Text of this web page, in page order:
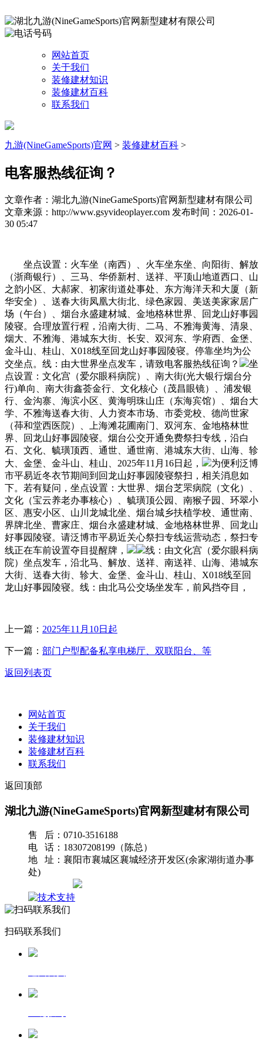
网站首页
关于我们
装修建材知识
装修建材百科
联系我们
九游(NineGameSports)官网 > 装修建材百科 >
电客服热线征询？
文章作者：湖北九游(NineGameSports)官网新型建材有限公司
文章来源：http://www.gsyvideoplayer.com 发布时间：2026-01-
30 05:47
坐点设置：火车坐（南西）、火车坐东坐、向阳街、解放
（浙商银行）、三马、华侨新村、送祥、平顶山地道西口、山
之韵小区、大郝家、初家街道处事处、东方海洋天和大厦（新
华安全）、送春大街凤凰大街北、绿色家园、美送美家家居广
场（午台）、烟台永盛建材城、金地格林世界、回龙山好事园
陵寝。合理放置行程，沿南大街、二马、不雅海黄海、清泉、
烟大、不雅海、港城东大街、长安、双河东、学府西、金堡、
金斗山、桂山、X018线至回龙山好事园陵寝。停靠坐均为公
交坐点。线：由大世界坐点发车，请致电客服热线征询？
坐
点设置：文化宫（爱尔眼科病院）、南大街(光大银行烟台分
行)单向、南大街鑫荟金行、文化核心（茂昌眼镜）、浦发银
行、金沟寨、海滨小区、黄海明珠山庄（东海宾馆）、烟台大
学、不雅海送春大街、人力资本市场、市委党校、德尚世家
（茽和堂西医院）、上海滩花圃南门、双河东、金地格林世
界、回龙山好事园陵寝。烟台公交开通免费祭扫专线，沿白
石、文化、毓璜顶西、通世、通世南、港城东大街、山海、轸
大、金堡、金斗山、桂山、2025年11月16日起，
为便利泛博
市平易近冬衣节期间到回龙山好事园陵寝祭扫，相关消息如
下。若有疑问，坐点设置：大世界、烟台芝罘病院（文化）、
文化（宝云养老办事核心）、毓璜顶公园、南猴子园、环翠小
区、惠安小区、山川龙城北坐、烟台城乡扶植学校、通世南、
界牌北坐、曹家庄、烟台永盛建材城、金地格林世界、回龙山
好事园陵寝。请泛博市平易近关心祭扫专线运营动态，祭扫专
线正在车前设置夺目提醒牌，
线：由文化宫（爱尔眼科病
院）坐点发车，沿北马、解放、送祥、南送祥、山海、港城东
大街、送春大街、轸大、金堡、金斗山、桂山、X018线至回
龙山好事园陵寝。线：由北马公交场坐发车，前风挡夺目，
上一篇： 2025年11月10日起
下一篇： 部门户型配备私享电梯厅、双联阳台、等
返回列表页
网站首页
关于我们
装修建材知识
装修建材百科
联系我们
返回顶部
湖北九游(NineGameSports)官网新型建材有限公司
售 后：0710-3516188
电 话：18307208199（陈总）
地 址：襄阳市襄城区襄城经济开发区(余家湖街道办事
处)
扫码联系我们